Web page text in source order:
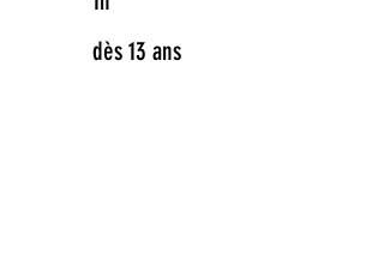
dès 13 ans